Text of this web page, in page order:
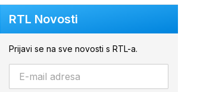
RTL Novosti
Prijavi se na sve novosti s RTL-a.